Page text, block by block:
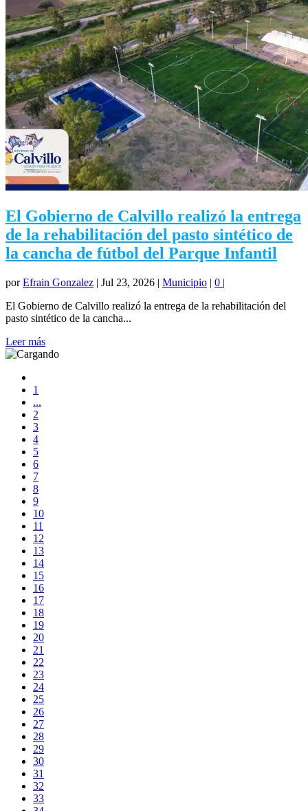
El Gobierno de Calvillo realizó la entrega
de la rehabilitación del pasto sintético de
la cancha de fútbol del Parque Infantil
porEfrain Gonzalez | Jul 23, 2026 | Municipio | 0 |
El Gobierno de Calvillo realizó la entrega de la rehabilitación del
pasto sintético de la cancha...
Leer más
1
...
2
3
4
5
6
7
8
9
10
11
12
13
14
15
16
17
18
19
20
21
22
23
24
25
26
27
28
29
30
31
32
33